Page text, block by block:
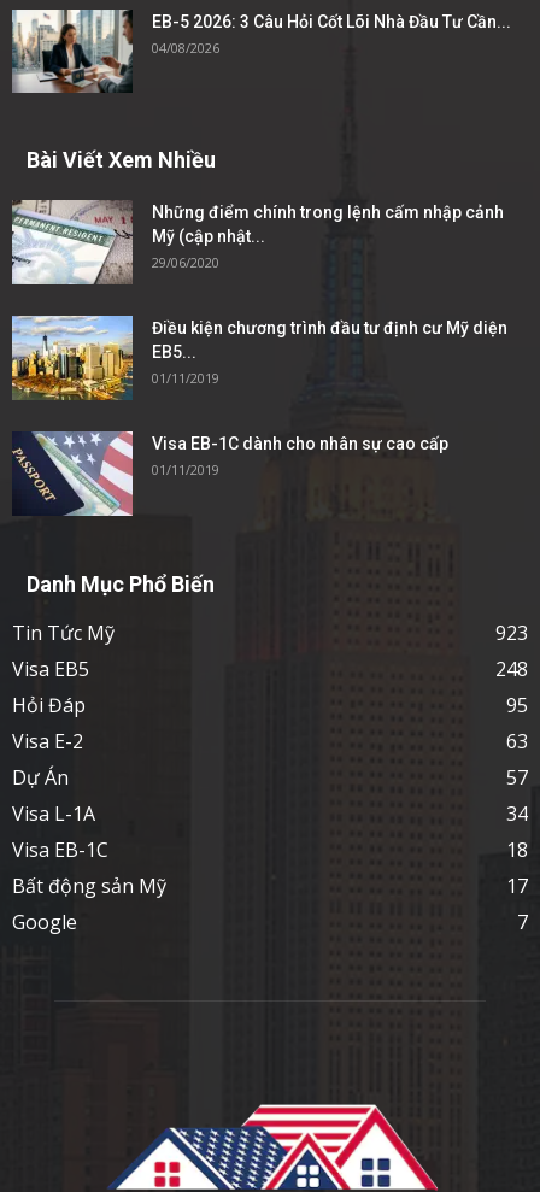
EB-5 2026: 3 Câu Hỏi Cốt Lõi Nhà Đầu Tư Cần...
04/08/2026
Bài Viết Xem Nhiều
Những điểm chính trong lệnh cấm nhập cảnh
Mỹ (cập nhật...
29/06/2020
Điều kiện chương trình đầu tư định cư Mỹ diện
EB5...
01/11/2019
Visa EB-1C dành cho nhân sự cao cấp
01/11/2019
Danh Mục Phổ Biến
Tin Tức Mỹ
923
Visa EB5
248
Hỏi Đáp
95
Visa E-2
63
Dự Án
57
Visa L-1A
34
Visa EB-1C
18
Bất động sản Mỹ
17
Google
7